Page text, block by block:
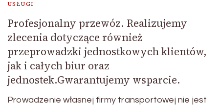
USŁUGI
Profesjonalny przewóz. Realizujemy
zlecenia dotyczące również
przeprowadzki jednostkowych klientów,
jak i całych biur oraz
jednostek.Gwarantujemy wsparcie.
Prowadzenie własnej firmy transportowej nie jest